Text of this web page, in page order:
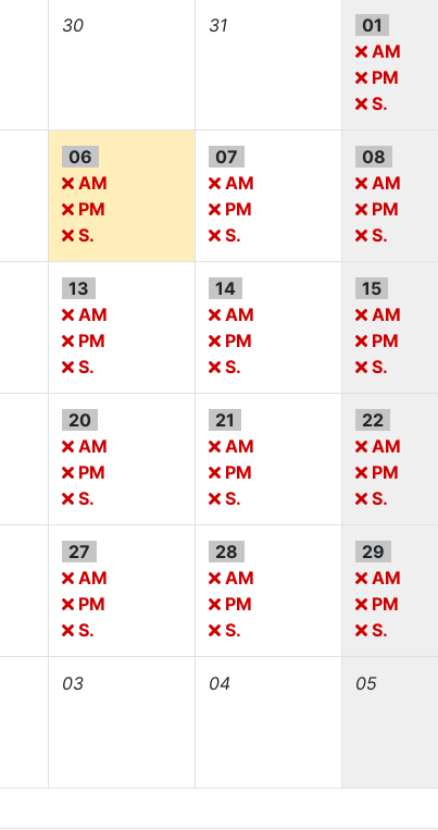
30 31
01
AM
PM
S.
06
AM
PM
S.
07
AM
PM
S.
08
AM
PM
S.
13
AM
PM
S.
14
AM
PM
S.
15
AM
PM
S.
20
AM
PM
S.
21
AM
PM
S.
22
AM
PM
S.
27
AM
PM
S.
28
AM
PM
S.
29
AM
PM
S.
03 04 05